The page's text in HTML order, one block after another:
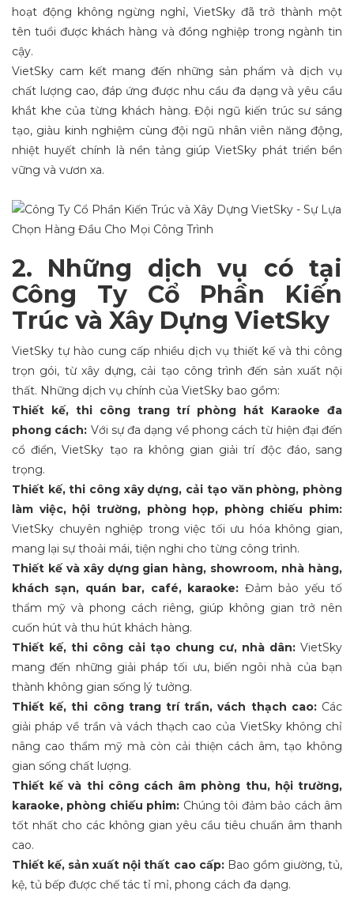
hoạt động không ngừng nghỉ, VietSky đã trở thành một
tên tuổi được khách hàng và đồng nghiệp trong ngành tin
cậy.
VietSky cam kết mang đến những sản phẩm và dịch vụ
chất lượng cao, đáp ứng được nhu cầu đa dạng và yêu cầu
khắt khe của từng khách hàng. Đội ngũ kiến trúc sư sáng
tạo, giàu kinh nghiệm cùng đội ngũ nhân viên năng động,
nhiệt huyết chính là nền tảng giúp VietSky phát triển bền
vững và vươn xa.
2. Những dịch vụ có tại
Công Ty Cổ Phần Kiến
Trúc và Xây Dựng VietSky
VietSky tự hào cung cấp nhiều dịch vụ thiết kế và thi công
trọn gói, từ xây dựng, cải tạo công trình đến sản xuất nội
thất. Những dịch vụ chính của VietSky bao gồm:
Thiết kế, thi công trang trí phòng hát Karaoke đa
phong cách: Với sự đa dạng về phong cách từ hiện đại đến
cổ điển, VietSky tạo ra không gian giải trí độc đáo, sang
trọng.
Thiết kế, thi công xây dựng, cải tạo văn phòng, phòng
làm việc, hội trường, phòng họp, phòng chiếu phim:
VietSky chuyên nghiệp trong việc tối ưu hóa không gian,
mang lại sự thoải mái, tiện nghi cho từng công trình.
Thiết kế và xây dựng gian hàng, showroom, nhà hàng,
khách sạn, quán bar, café, karaoke: Đảm bảo yếu tố
thẩm mỹ và phong cách riêng, giúp không gian trở nên
cuốn hút và thu hút khách hàng.
Thiết kế, thi công cải tạo chung cư, nhà dân: VietSky
mang đến những giải pháp tối ưu, biến ngôi nhà của bạn
thành không gian sống lý tưởng.
Thiết kế, thi công trang trí trần, vách thạch cao:Các
giải pháp về trần và vách thạch cao của VietSky không chỉ
nâng cao thẩm mỹ mà còn cải thiện cách âm, tạo không
gian sống chất lượng.
Thiết kế và thi công cách âm phòng thu, hội trường,
karaoke, phòng chiếu phim: Chúng tôi đảm bảo cách âm
tốt nhất cho các không gian yêu cầu tiêu chuẩn âm thanh
cao.
Thiết kế, sản xuất nội thất cao cấp:Bao gồm giường, tủ,
kệ, tủ bếp được chế tác tỉ mỉ, phong cách đa dạng.